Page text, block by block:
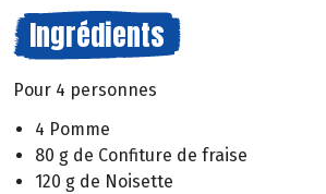
Ingrédients
Pour 4 personnes
4 Pomme
80 g de Confiture de fraise
120 g de Noisette